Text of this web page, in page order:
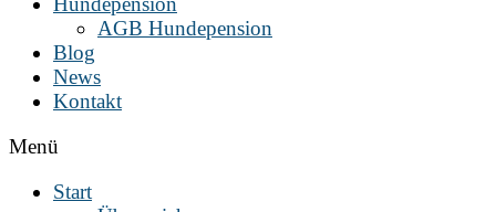
AGB Hundepension
Blog
News
Kontakt
Menü
Start